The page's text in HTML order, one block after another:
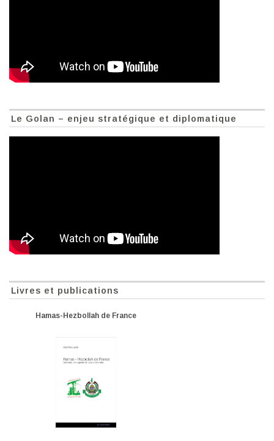
Le Golan – enjeu stratégique et diplomatique
Livres et publications
Hamas-Hezbollah de France